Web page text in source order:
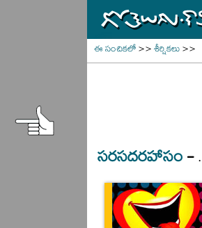
ఈ సంచికలో>>శీర్షికలు>>
సరసదరహాసం- .